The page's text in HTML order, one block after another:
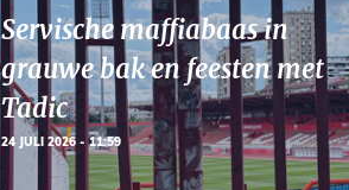
Servische maffiabaas in
grauwe bak en feesten met
Tadic
24 JULI 2026 - 11:59